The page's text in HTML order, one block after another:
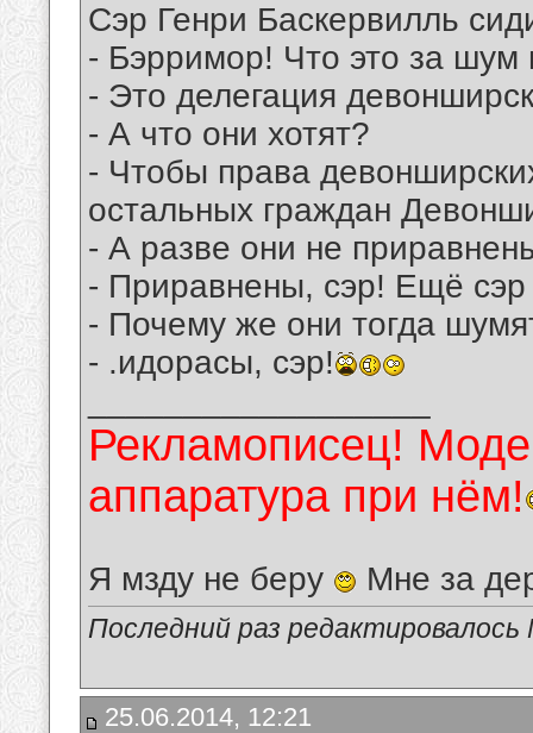
Сэр Генри Баскервилль
- Бэрримор! Что это за шум
- Это делегация
- А что они хотят?
- Чтобы права
остальных граждан
- А разве они не
- Приравнены, сэр! Ещё
- Почему же они тогда
- .идорасы, сэр!
Рекламописец!
аппаратура при нём!
Я мзду не беру Мне за
Последний раз
25.06.2014, 12:21